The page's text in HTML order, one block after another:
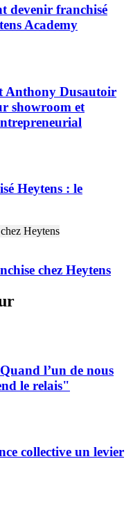
devenir franchisé
Academy
Anthony Dusautoir
showroom et
Heytens : le
chez Heytens
l’un de nous
le relais"
collective un levier